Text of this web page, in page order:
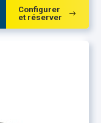
Configurer
et réserver